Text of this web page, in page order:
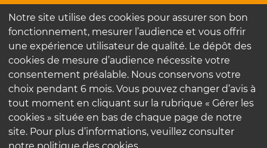
FAQ
Contactez-nous
Nos engagements
Mentions légales
Politique de confidentialité
Notre site utilise des cookies pour assurer son bon
fonctionnement, mesurer l’audience et vous offrir
une expérience utilisateur de qualité. Le dépôt des
cookies de mesure d’audience nécessite votre
consentement préalable. Nous conservons votre
choix pendant 6 mois. Vous pouvez changer d’avis à
tout moment en cliquant sur la rubrique « Gérer les
cookies » située en bas de chaque page de notre
site. Pour plus d’informations, veuillez consulter